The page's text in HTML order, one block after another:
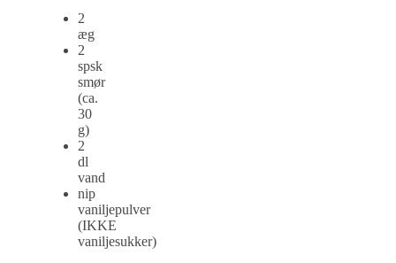
2
æg
2
spsk
smør
(ca.
30
g)
2
dl
vand
nip
vaniljepulver
(IKKE
vaniljesukker)